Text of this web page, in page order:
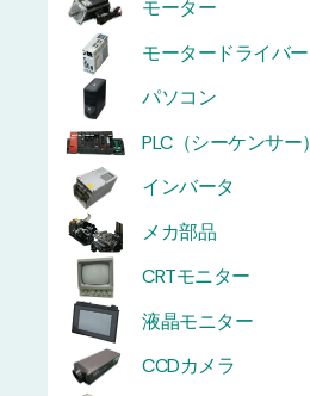
モーター
モータードライバー
パソコン
PLC（シーケンサー）
インバータ
メカ部品
CRTモニター
液晶モニター
CCDカメラ